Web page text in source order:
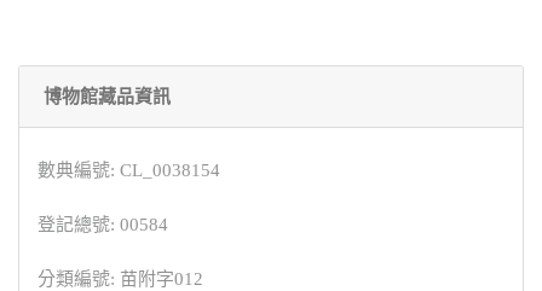
博物館藏品資訊
數典編號: CL_0038154
登記總號: 00584
分類編號: 苗附字012